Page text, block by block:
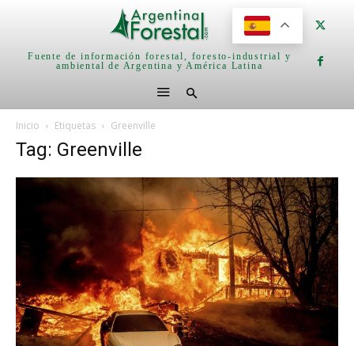
Fuente de información forestal, foresto-industrial y
ambiental de Argentina y América Latina
Inicio Etiquetas Greenville
Tag: Greenville